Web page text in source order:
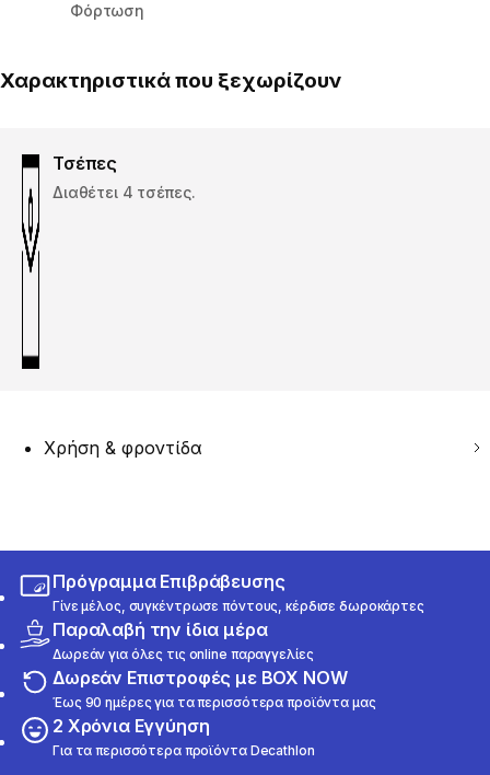
Φόρτωση
Χαρακτηριστικά που ξεχωρίζουν
Τσέπες
Διαθέτει 4 τσέπες.
Χρήση & φροντίδα
Πρόγραμμα Επιβράβευσης
Γίνε μέλος, συγκέντρωσε πόντους, κέρδισε δωροκάρτες
Παραλαβή την ίδια μέρα
Δωρεάν για όλες τις online παραγγελίες
Δωρεάν Επιστροφές με BOX NOW
Έως 90 ημέρες για τα περισσότερα προϊόντα μας
2 Χρόνια Εγγύηση
Για τα περισσότερα προϊόντα Decathlon